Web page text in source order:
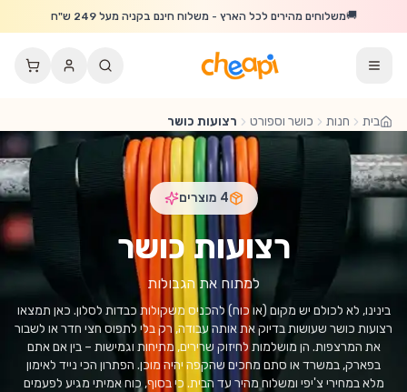
דלג לתוכן הראשי
🚚משלוחים מהירים לכל הארץ - משלוח חינם בקניה מעל 249 ש"ח
בית חנות כושר וספורט רצועות כושר
4 מוצרים
רצועות כושר
למתוח את הגבולות
בינינו, לא לכולם יש מקום (או כוח) להכניס משקולות כבדות לסלון. כאן תמצאו
רצועות כושר שעושות בדיוק את אותה עבודה, רק בלי לתפוס חצי חדר או לשבור
את המרצפות. הן מושלמות לחיזוק שרירים, מתיחות וגמישות – בין אם אתם
בפארק, במשרד או סתם מחכים שהקפה יהיה מוכן. הפתרון הכי נייד לאימון
מלא במחירי צ'יפי ומשלוח מהיר עד הבית. כי בסוף, כוח אמיתי מגיע לפעמים